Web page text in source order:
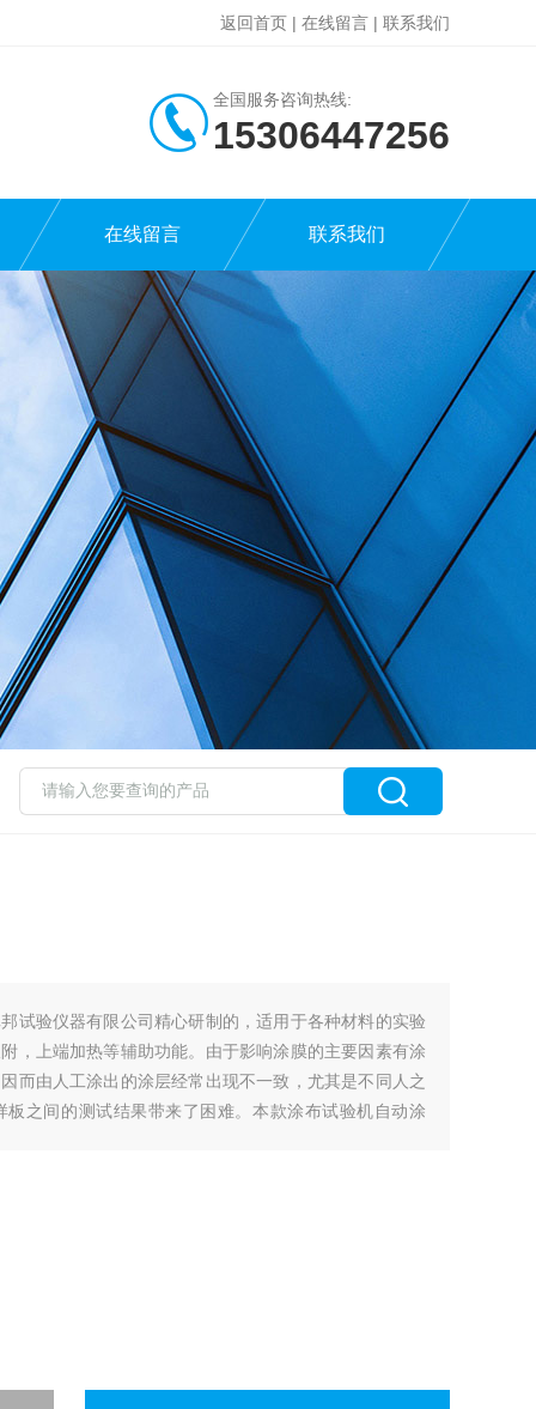
返回首页 | 在线留言 | 联系我们
全国服务咨询热线:
15306447256
在线留言 联系我们
试验仪器有限公司精心研制的，适用于各种材料的实验
，上端加热等辅助功能。由于影响涂膜的主要因素有涂
而由人工涂出的涂层经常出现不一致，尤其是不同人之
之间的测试结果带来了困难。本款涂布试验机自动涂